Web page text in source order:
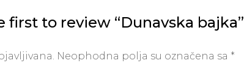
first to review “Dunavska bajka”
Neophodna polja su označena sa *